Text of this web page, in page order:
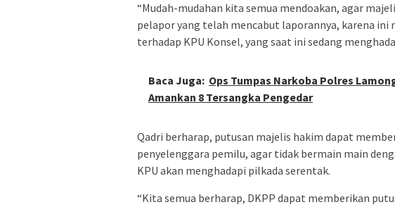
“Mudah-mudahan kita semua mendoakan, agar
pelapor yang telah mencabut laporannya, karena ini
terhadap KPU Konsel, yang saat ini sedang
Baca Juga: Ops Tumpas Narkoba Polres
Amankan 8 Tersangka Pengedar
Qadri berharap, putusan majelis hakim dapat
penyelenggara pemilu, agar tidak bermain main
KPU akan menghadapi pilkada serentak.
“Kita semua berharap, DKPP dapat memberikan